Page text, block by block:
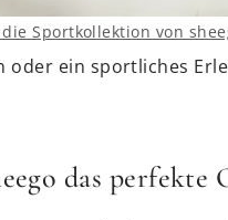
die Sportkollektion von
oder ein sportliches
das perfekte